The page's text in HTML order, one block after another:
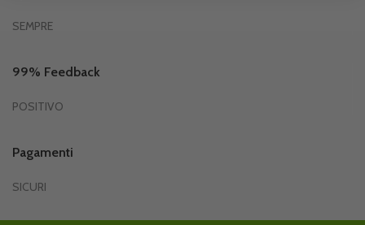
SEMPRE
99% Feedback
POSITIVO
Pagamenti
SICURI